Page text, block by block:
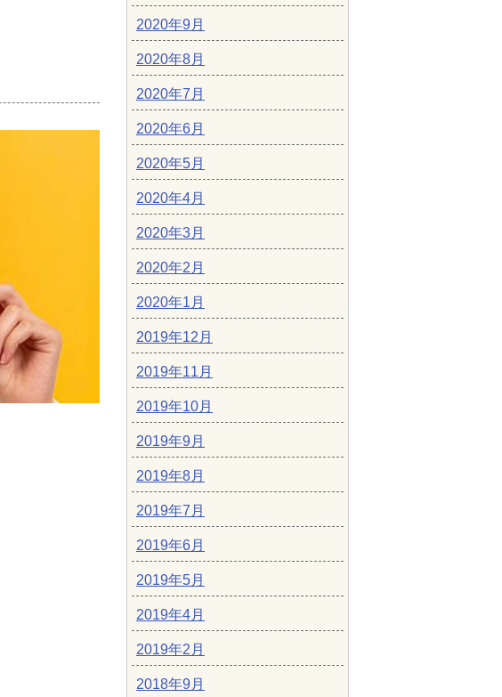
2020年9月
2020年8月
2020年7月
2020年6月
2020年5月
2020年4月
2020年3月
2020年2月
2020年1月
2019年12月
2019年11月
2019年10月
2019年9月
2019年8月
2019年7月
2019年6月
2019年5月
2019年4月
2019年2月
2018年9月